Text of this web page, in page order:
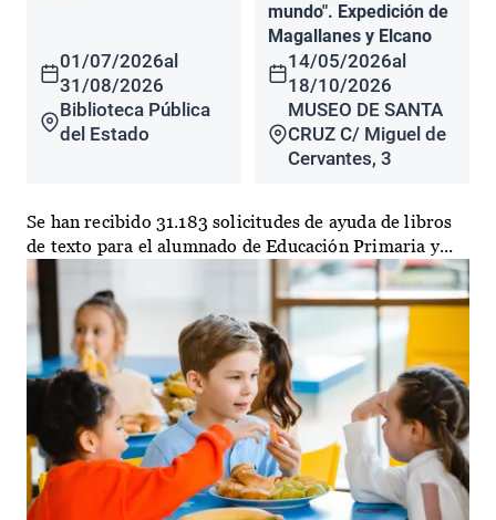
01/07/2026al
31/08/2026
Biblioteca Pública
del Estado
mundo". Expedición de
Magallanes y Elcano
14/05/2026al
18/10/2026
MUSEO DE SANTA
CRUZ C/ Miguel de
Cervantes, 3
Se han recibido 31.183 solicitudes de ayuda de libros
de texto para el alumnado de Educación Primaria y...